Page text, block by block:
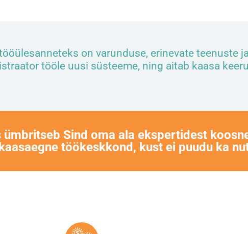
on varunduse, erinevate teenuste
tööle uusi süsteeme, ning aitab kaasa
ümbritseb Sind oma ala ekspertidest
töökeskkond, kust ei puudu ka